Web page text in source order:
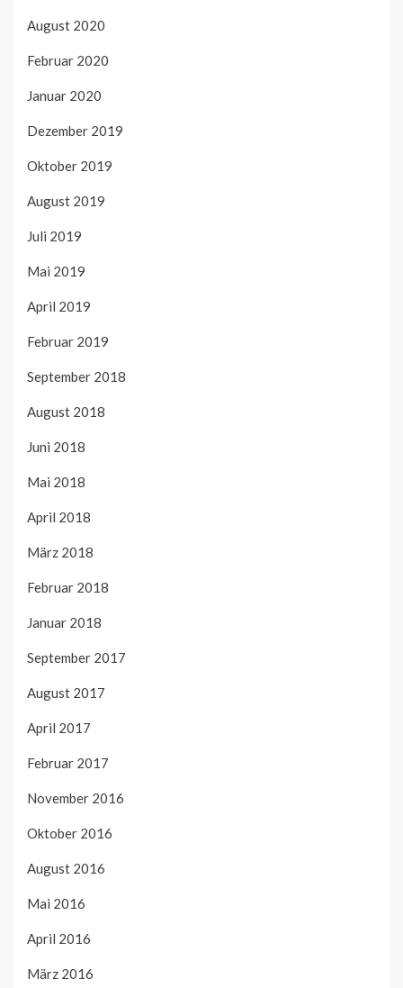
August 2020
Februar 2020
Januar 2020
Dezember 2019
Oktober 2019
August 2019
Juli 2019
Mai 2019
April 2019
Februar 2019
September 2018
August 2018
Juni 2018
Mai 2018
April 2018
März 2018
Februar 2018
Januar 2018
September 2017
August 2017
April 2017
Februar 2017
November 2016
Oktober 2016
August 2016
Mai 2016
April 2016
März 2016